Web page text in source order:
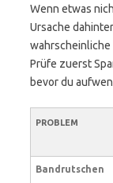
Wenn etwas
Ursache
wahrscheinliche
Prüfe zuerst
bevor du
PROBLEM
Bandrutschen